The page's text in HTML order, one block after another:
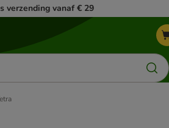
verzending vanaf € 29